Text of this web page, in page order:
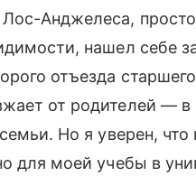
Анджелеса, просто
нашел себе
отъезда
от родителей —
Но я уверен, что
для моей учебы в